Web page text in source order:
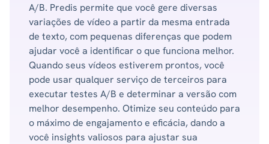
A/B. Predis permite que você gere diversas
variações de vídeo a partir da mesma entrada
de texto, com pequenas diferenças que podem
ajudar você a identificar o que funciona melhor.
Quando seus vídeos estiverem prontos, você
pode usar qualquer serviço de terceiros para
executar testes A/B e determinar a versão com
melhor desempenho. Otimize seu conteúdo para
o máximo de engajamento e eficácia, dando a
você insights valiosos para ajustar sua